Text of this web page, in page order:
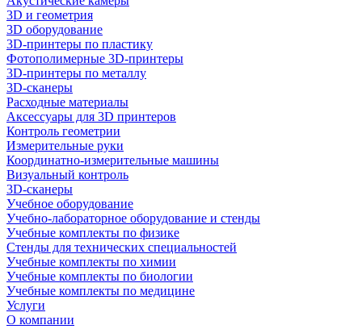
3D и геометрия
3D оборудование
3D-принтеры по пластику
Фотополимерные 3D-принтеры
3D-принтеры по металлу
3D-сканеры
Расходные материалы
Аксессуары для 3D принтеров
Контроль геометрии
Измерительные руки
Координатно-измерительные машины
Визуальный контроль
3D-сканеры
Учебное оборудование
Учебно-лабораторное оборудование и стенды
Учебные комплекты по физике
Стенды для технических специальностей
Учебные комплекты по химии
Учебные комплекты по биологии
Учебные комплекты по медицине
Услуги
О компании